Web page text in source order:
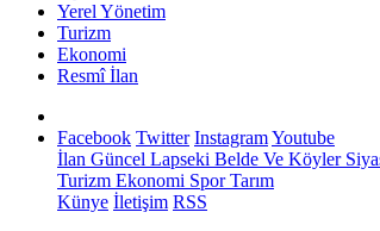
Yerel Yönetim
Turizm
Ekonomi
Resmî İlan
Facebook Twitter InstagramYoutube
İlan Güncel Lapseki Belde Ve Köyler
Turizm Ekonomi SporTarım
Künye İletişim RSS